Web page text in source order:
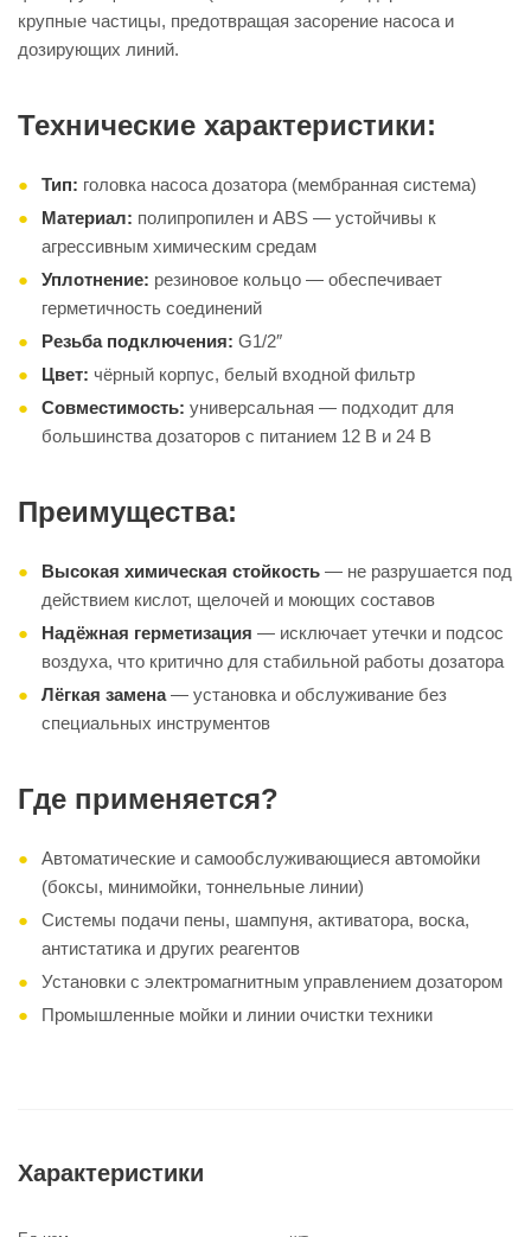
крупные частицы, предотвращая засорение насоса и
дозирующих линий.
Технические характеристики:
Тип: головка насоса дозатора (мембранная система)
Материал: полипропилен и ABS — устойчивы к
агрессивным химическим средам
Уплотнение: резиновое кольцо — обеспечивает
герметичность соединений
Резьба подключения: G1/2″
Цвет: чёрный корпус, белый входной фильтр
Совместимость: универсальная — подходит для
большинства дозаторов с питанием 12 В и 24 В
Преимущества:
Высокая химическая стойкость — не разрушается под
действием кислот, щелочей и моющих составов
Надёжная герметизация — исключает утечки и подсос
воздуха, что критично для стабильной работы дозатора
Лёгкая замена— установка и обслуживание без
специальных инструментов
Где применяется?
Автоматические и самообслуживающиеся автомойки
(боксы, минимойки, тоннельные линии)
Системы подачи пены, шампуня, активатора, воска,
антистатика и других реагентов
Установки с электромагнитным управлением дозатором
Промышленные мойки и линии очистки техники
Характеристики